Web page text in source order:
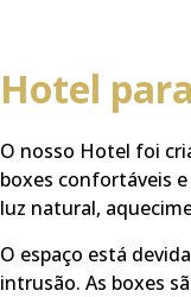
Hotel
O nosso Hotel foi
boxes confortáveis
luz natural,
O espaço está
intrusão. As boxes